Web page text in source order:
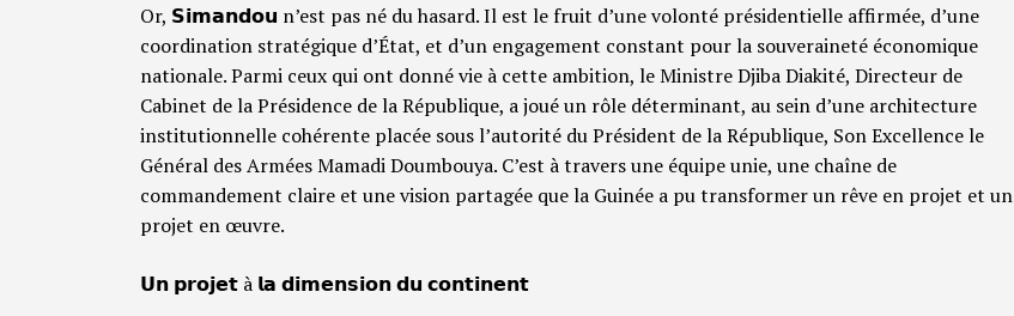
Or, 𝗦𝗶𝗺𝗮𝗻𝗱𝗼𝘂 n’est pas né du hasard. Il est le fruit d’une volonté présidentielle affirmée, d’une
coordination stratégique d’État, et d’un engagement constant pour la souveraineté économique
nationale. Parmi ceux qui ont donné vie à cette ambition, le Ministre Djiba Diakité, Directeur de
Cabinet de la Présidence de la République, a joué un rôle déterminant, au sein d’une architecture
institutionnelle cohérente placée sous l’autorité du Président de la République, Son Excellence le
Général des Armées Mamadi Doumbouya. C’est à travers une équipe unie, une chaîne de
commandement claire et une vision partagée que la Guinée a pu transformer un rêve en projet et un
projet en œuvre.
𝗨𝗻 𝗽𝗿𝗼𝗷𝗲𝘁 à 𝗹𝗮 𝗱𝗶𝗺𝗲𝗻𝘀𝗶𝗼𝗻 𝗱𝘂 𝗰𝗼𝗻𝘁𝗶𝗻𝗲𝗻𝘁